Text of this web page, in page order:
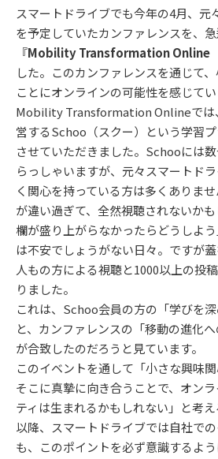
スマートドライブでも今年の4月、元
を予定していたカンファレンスを、
『Mobility Transformation Online
した。このカンファレンスを通じて
ことにオンラインの可能性を感じてい
Mobility Transformation Onlineでは
営するSchoo（スクー）という学習
させていただきました。Schooには
らっしゃいますが、元々スマートド
く関心を持っている方は多くありま
が違い過ぎて、全然視聴されないか
欄が盛り上がらなかったらどうしよ
は不安でしょうがない日々。ですが
人もの方による視聴と1000以上の投
りました。
これは、Schoo会員の方の「学びを
と、カンファレンスの「移動の進化
が合致したのだろうと見ています。
このイベントを通して「小さな興味関
そこに真摯に向き合うことで、オン
ティは生まれるかもしれない」と考え
以降、スマートドライブでは自社で
も、このポイントを必ず意識するよう